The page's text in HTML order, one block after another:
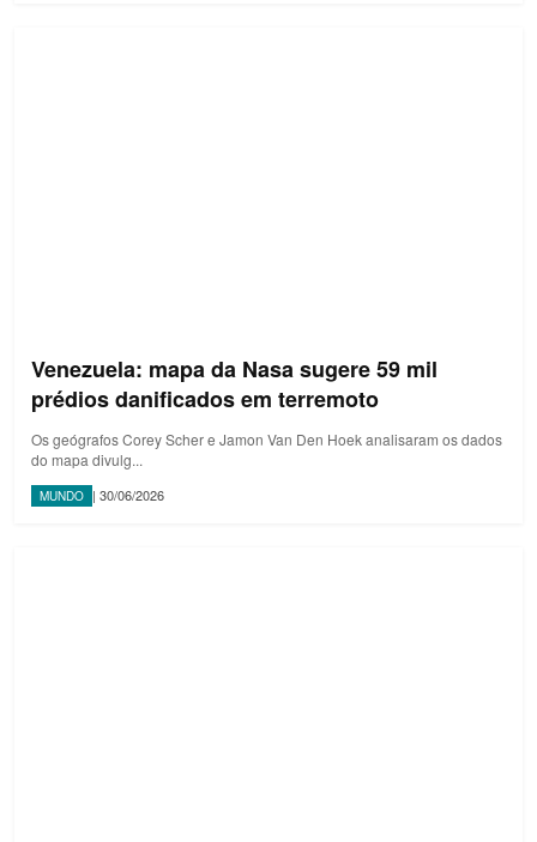
Venezuela: mapa da Nasa sugere 59 mil
prédios danificados em terremoto
Os geógrafos Corey Scher e Jamon Van Den Hoek analisaram os dados
do mapa divulg...
MUNDO | 30/06/2026